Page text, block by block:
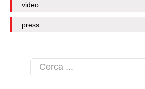
video
press